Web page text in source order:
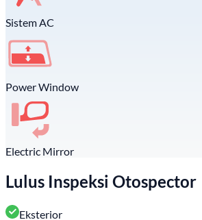
Sistem AC
Power Window
Electric Mirror
Lulus Inspeksi Otospector
Eksterior